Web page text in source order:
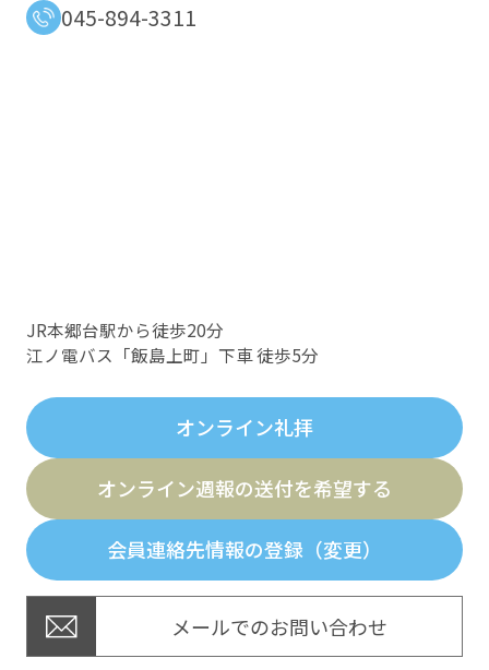
045-894-3311
JR本郷台駅から徒歩20分
江ノ電バス「飯島上町」下車 徒歩5分
オンライン礼拝
オンライン週報の送付を希望する
会員連絡先情報の登録（変更）
メールでのお問い合わせ